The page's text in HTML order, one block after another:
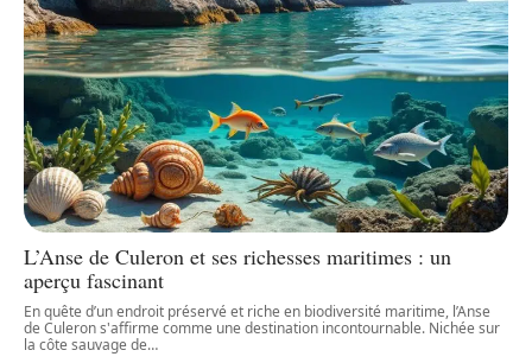
L’Anse de Culeron et ses richesses maritimes : un
aperçu fascinant
En quête d’un endroit préservé et riche en biodiversité maritime, l’Anse
de Culeron s'affirme comme une destination incontournable. Nichée sur
la côte sauvage de…